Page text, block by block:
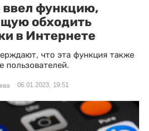
ввел функцию,
обходить
в Интернете
что эта функция также
пользователей.
06.01.2023, 19:51